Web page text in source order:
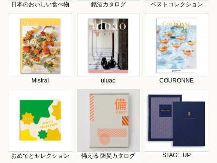
日本のおいしい食べ物 銘酒カタログ ベストコレクション
Mistral uluao COURONNE
おめでとセレクション 備える 防災カタログ STAGE UP